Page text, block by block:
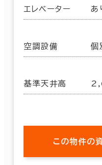
エレベーター
空調設備 個
基準天井高
この物件の